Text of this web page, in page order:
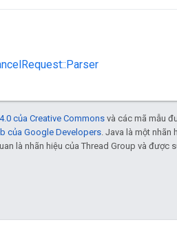
của Creative Commonsvà các mã mẫu
của Google Developers. Java là một nhãn
là nhãn hiệu của Thread Group và được